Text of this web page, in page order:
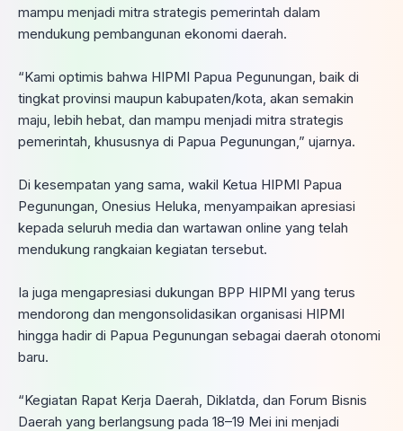
mampu menjadi mitra strategis pemerintah dalam
mendukung pembangunan ekonomi daerah.
‎“Kami optimis bahwa HIPMI Papua Pegunungan, baik di
tingkat provinsi maupun kabupaten/kota, akan semakin
maju, lebih hebat, dan mampu menjadi mitra strategis
pemerintah, khususnya di Papua Pegunungan,” ujarnya.
‎Di kesempatan yang sama, wakil Ketua HIPMI Papua
Pegunungan, Onesius Heluka, menyampaikan apresiasi
kepada seluruh media dan wartawan online yang telah
mendukung rangkaian kegiatan tersebut.
‎Ia juga mengapresiasi dukungan BPP HIPMI yang terus
mendorong dan mengonsolidasikan organisasi HIPMI
hingga hadir di Papua Pegunungan sebagai daerah otonomi
baru.
‎“Kegiatan Rapat Kerja Daerah, Diklatda, dan Forum Bisnis
Daerah yang berlangsung pada 18–19 Mei ini menjadi